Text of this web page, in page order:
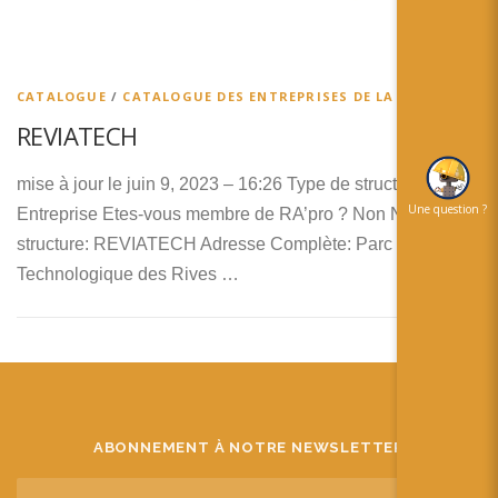
Español
CATALOGUE / CATALOGUE DES ENTREPRISES DE LA RA
REVIATECH
mise à jour le juin 9, 2023 – 16:26 Type de structure:
Entreprise Etes-vous membre de RA’pro ? Non Nom de la
structure: REVIATECH Adresse Complète: Parc
Technologique des Rives …
ABONNEMENT À NOTRE NEWSLETTER
Une question ?